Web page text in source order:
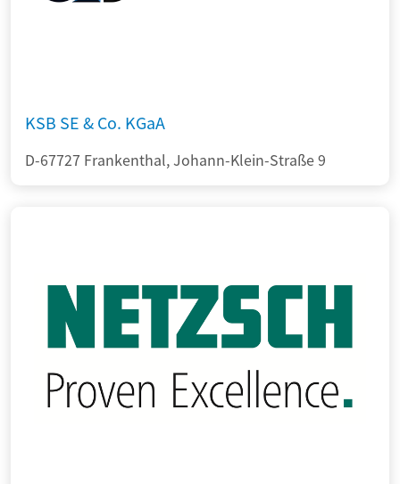
KSB SE & Co. KGaA
D-67727 Frankenthal, Johann-Klein-Straße 9